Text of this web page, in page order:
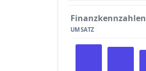
Finanzkennzahlen
UMSATZ